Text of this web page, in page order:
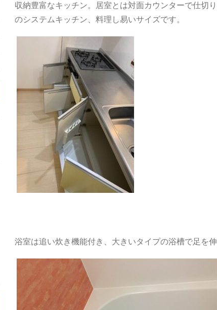
収納豊富なキッチン。居室とは対面カウンターで仕切
のシステムキッチン、料理し易いサイズです。
浴室は追い炊き機能付き、大きいタイプの浴槽で足を